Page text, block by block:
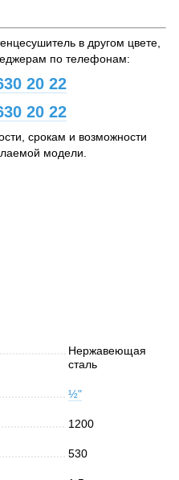
в другом цвете,
по телефонам:
20 22
20 22
срокам и возможности
модели.
Нержавеющая
сталь
½"
1200
530